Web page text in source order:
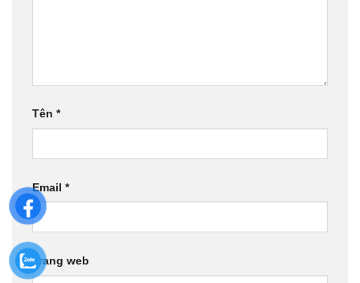
Tên *
Email *
Trang web